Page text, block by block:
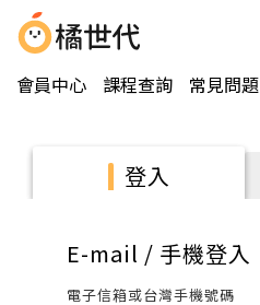
會員中心 課程查詢 常見問題
登入
E-mail / 手機登入
電子信箱或台灣手機號碼